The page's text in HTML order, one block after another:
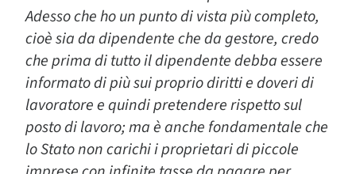
Adesso che ho un punto di vista più completo,
cioè sia da dipendente che da gestore, credo
che prima di tutto il dipendente debba essere
informato di più sui proprio diritti e doveri di
lavoratore e quindi pretendere rispetto sul
posto di lavoro; ma è anche fondamentale che
lo Stato non carichi i proprietari di piccole